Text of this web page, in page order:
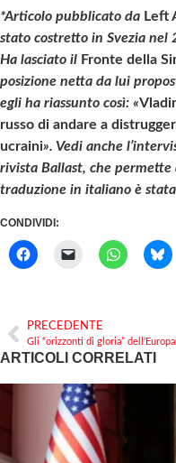
*Articolo pubblicato da Left
stato costretto in Svezia nel
Ha lasciato il Fronte della
posizione netta da lui
egli ha riassunto così: «
russo di andare a
ucraini». Vedi anche
rivista Ballast, che
traduzione in italiano è
CONDIVIDI:
PRECEDENTE
ARTICOLI CORRELATI